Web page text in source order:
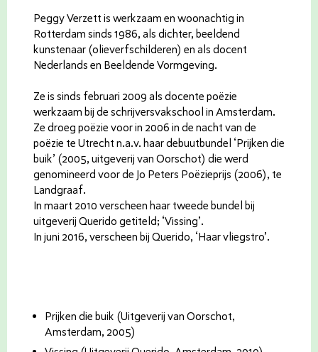
Peggy Verzett is werkzaam en woonachtig in
Rotterdam sinds 1986, als dichter, beeldend
kunstenaar (olieverfschilderen) en als docent
Nederlands en Beeldende Vormgeving.
Ze is sinds februari 2009 als docente poëzie
werkzaam bij de schrijversvakschool in Amsterdam.
Ze droeg poëzie voor in 2006 in de nacht van de
poëzie te Utrecht n.a.v. haar debuutbundel ‘Prijken die
buik’ (2005, uitgeverij van Oorschot) die werd
genomineerd voor de Jo Peters Poëzieprijs (2006), te
Landgraaf.
In maart 2010 verscheen haar tweede bundel bij
uitgeverij Querido getiteld; ‘Vissing’.
In juni 2016, verscheen bij Querido, ‘Haar vliegstro’.
Prijken die buik (Uitgeverij van Oorschot,
Amsterdam, 2005)